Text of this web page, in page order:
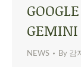
NEWS By 감